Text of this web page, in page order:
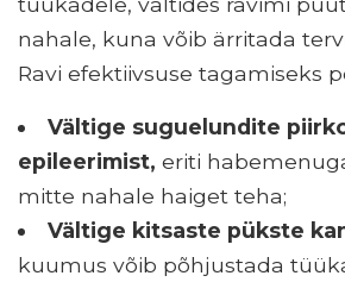
nahale, kuna võib ärritada
Ravi efektiivsuse tagamiseks
Vältige suguelundite
epileerimist, eriti
mitte nahale haiget teha;
Vältige kitsaste pükste
kuumus võib põhjustada